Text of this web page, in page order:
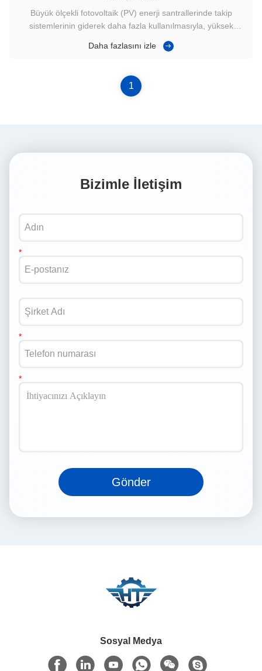
Büyük ölçekli fotovoltaik (PV) enerji santrallerinde takip
sistemlerinin giderek daha fazla kullanılmasıyla, yüksek
talebi artmaktadır. Döner tahrik, PV dizininin güvenli
Daha fazlasını izle
1
Bizimle İletişim
Gönder
Sosyal Medya